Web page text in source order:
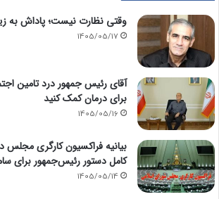
وقتی نظارت نیست؛ پاداش به
1405/05/17
آقای رئیس جمهور درد تامین
برای درمان کمک کنید
1405/05/16
بیانیه فراکسیون کارگری مجلس
کامل دستور رئیس‌جمهور برای
1405/05/14